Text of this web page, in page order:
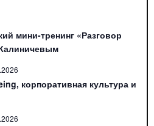
мини-тренинг «Разговор
корпоративная культура и